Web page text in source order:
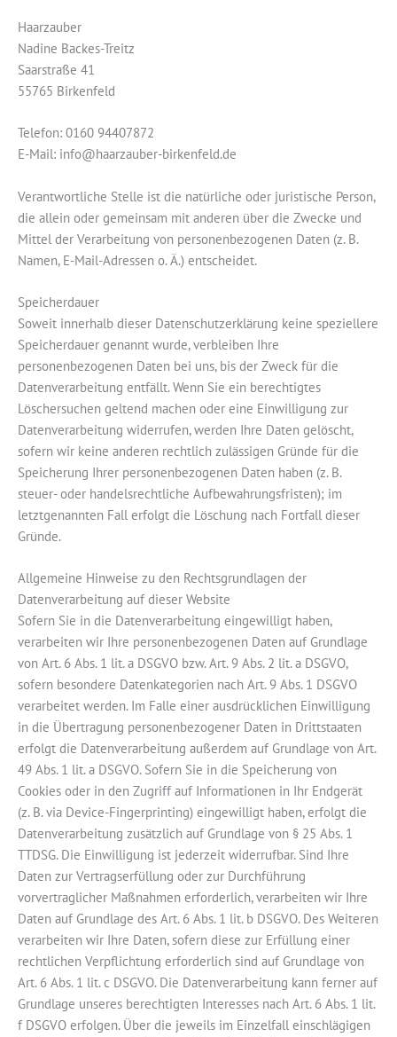
Haarzauber
Nadine Backes-Treitz
Saarstraße 41
55765 Birkenfeld
Telefon: 0160 94407872
E-Mail: info@haarzauber-birkenfeld.de
Verantwortliche Stelle ist die natürliche oder juristische Person,
die allein oder gemeinsam mit anderen über die Zwecke und
Mittel der Verarbeitung von personenbezogenen Daten (z. B.
Namen, E-Mail-Adressen o. Ä.) entscheidet.
Speicherdauer
Soweit innerhalb dieser Datenschutzerklärung keine speziellere
Speicherdauer genannt wurde, verbleiben Ihre
personenbezogenen Daten bei uns, bis der Zweck für die
Datenverarbeitung entfällt. Wenn Sie ein berechtigtes
Löschersuchen geltend machen oder eine Einwilligung zur
Datenverarbeitung widerrufen, werden Ihre Daten gelöscht,
sofern wir keine anderen rechtlich zulässigen Gründe für die
Speicherung Ihrer personenbezogenen Daten haben (z. B.
steuer- oder handelsrechtliche Aufbewahrungsfristen); im
letztgenannten Fall erfolgt die Löschung nach Fortfall dieser
Gründe.
Allgemeine Hinweise zu den Rechtsgrundlagen der
Datenverarbeitung auf dieser Website
Sofern Sie in die Datenverarbeitung eingewilligt haben,
verarbeiten wir Ihre personenbezogenen Daten auf Grundlage
von Art. 6 Abs. 1 lit. a DSGVO bzw. Art. 9 Abs. 2 lit. a DSGVO,
sofern besondere Datenkategorien nach Art. 9 Abs. 1 DSGVO
verarbeitet werden. Im Falle einer ausdrücklichen Einwilligung
in die Übertragung personenbezogener Daten in Drittstaaten
erfolgt die Datenverarbeitung außerdem auf Grundlage von Art.
49 Abs. 1 lit. a DSGVO. Sofern Sie in die Speicherung von
Cookies oder in den Zugriff auf Informationen in Ihr Endgerät
(z. B. via Device-Fingerprinting) eingewilligt haben, erfolgt die
Datenverarbeitung zusätzlich auf Grundlage von § 25 Abs. 1
TTDSG. Die Einwilligung ist jederzeit widerrufbar. Sind Ihre
Daten zur Vertragserfüllung oder zur Durchführung
vorvertraglicher Maßnahmen erforderlich, verarbeiten wir Ihre
Daten auf Grundlage des Art. 6 Abs. 1 lit. b DSGVO. Des Weiteren
verarbeiten wir Ihre Daten, sofern diese zur Erfüllung einer
rechtlichen Verpflichtung erforderlich sind auf Grundlage von
Art. 6 Abs. 1 lit. c DSGVO. Die Datenverarbeitung kann ferner auf
Grundlage unseres berechtigten Interesses nach Art. 6 Abs. 1 lit.
f DSGVO erfolgen. Über die jeweils im Einzelfall einschlägigen